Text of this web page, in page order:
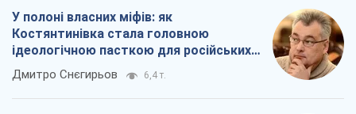
У полоні власних міфів: як
Костянтинівка стала головною
ідеологічною пасткою для російських
окупантів
Дмитро Снєгирьов 6,4 т.